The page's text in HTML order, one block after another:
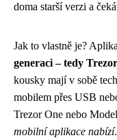
doma starší verzi a
Jak to vlastně je?
generaci – tedy
kousky mají v sobě
mobilem přes USB
Trezor One nebo
mobilní aplikace nabízí